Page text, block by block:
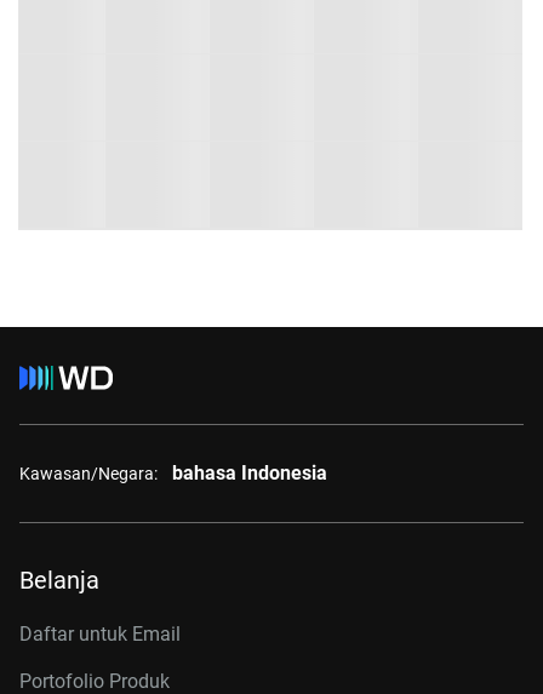
Kawasan/Negara: bahasa Indonesia
Belanja
Daftar untuk Email
Portofolio Produk